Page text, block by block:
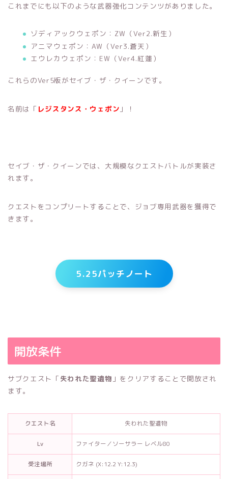
これまでにも以下のような武器強化コンテンツがありました。
ゾディアックウェポン：ZW（Ver2.新生）
アニマウェポン：AW（Ver3.蒼天）
エウレカウェポン：EW（Ver4.紅蓮）
これらのVer5版がセイブ・ザ・クイーンです。
名前は「 レジスタンス・ウェポン 」！
セイブ・ザ・クイーンでは、大規模なクエストバトルが実装さ
れます。
クエストをコンプリートすることで、ジョブ専用武器を獲得で
きます。
5.25パッチノート
開放条件
サブクエスト「 失われた聖遺物 」をクリアすることで開放され
ます。
クエスト名 失われた聖遺物
Lv ファイター／ソーサラー レベル80
受注場所 クガネ (X:12.2 Y:12.3)